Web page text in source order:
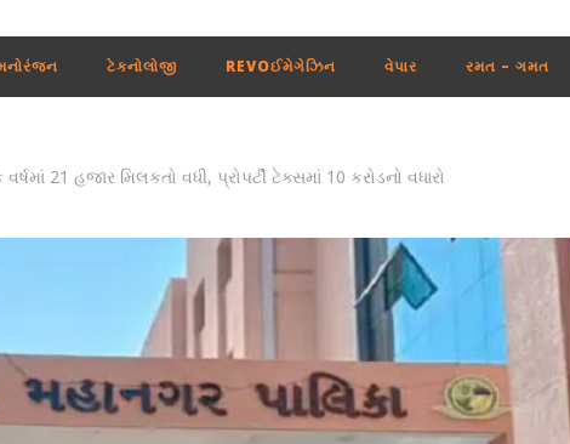
ટેકનોલોજી REVOઈમેગેઝિન વેપાર રમત – ગમત
21 હજાર મિલકતો વધી, પ્રોપર્ટી ટેક્સમાં 10 કરોડનો વધારો